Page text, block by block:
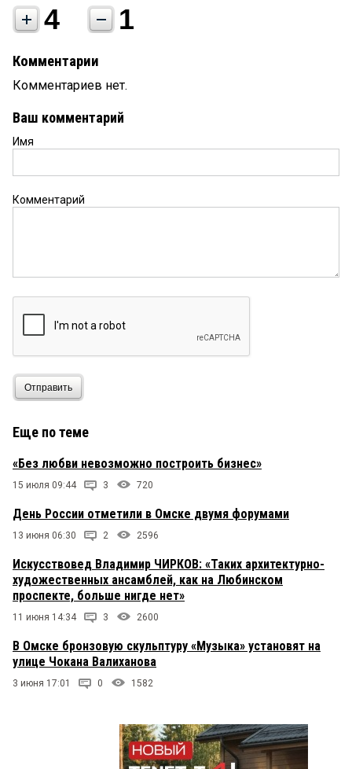
4 1
Комментарии
Комментариев нет.
Ваш комментарий
Имя
Комментарий
Отправить
Еще по теме
«Без любви невозможно построить бизнес»
15 июля 09:44 3 720
День России отметили в Омске двумя форумами
13 июня 06:30 2 2596
Искусствовед Владимир ЧИРКОВ: «Таких архитектурно-
художественных ансамблей, как на Любинском
проспекте, больше нигде нет»
11 июня 14:34 3 2600
В Омске бронзовую скульптуру «Музыка» установят на
улице Чокана Валиханова
3 июня 17:01 0 1582